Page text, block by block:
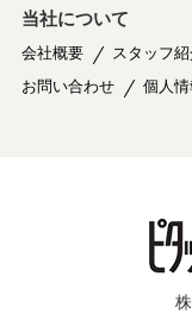
当社について
会社概要 スタッフ
お問い合わせ
個人